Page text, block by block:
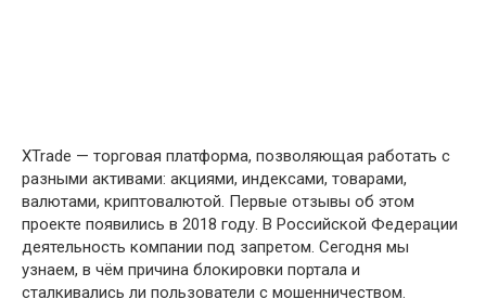
XTrade — торговая платформа, позволяющая работать с
разными активами: акциями, индексами, товарами,
валютами, криптовалютой. Первые отзывы об этом
проекте появились в 2018 году. В Российской Федерации
деятельность компании под запретом. Сегодня мы
узнаем, в чём причина блокировки портала и
сталкивались ли пользователи с мошенничеством.